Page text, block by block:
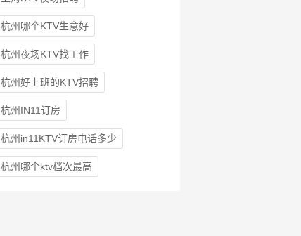
杭州哪个KTV生意好
杭州夜场KTV找工作
杭州好上班的KTV招聘
杭州IN11订房
杭州in11KTV订房电话多少
杭州哪个ktv档次最高